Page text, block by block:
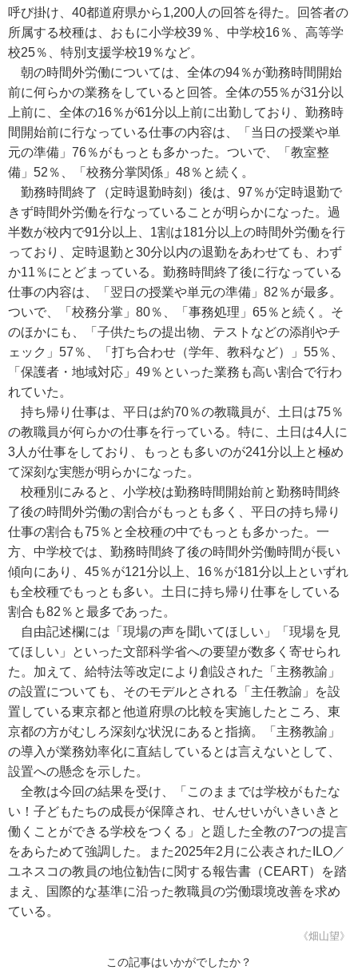
呼び掛け、40都道府県から1,200人の回答を得た。回答者の
所属する校種は、おもに小学校39％、中学校16％、高等学
校25％、特別支援学校19％など。
朝の時間外労働については、全体の94％が勤務時間開始
前に何らかの業務をしていると回答。全体の55％が31分以
上前に、全体の16％が61分以上前に出勤しており、勤務時
間開始前に行なっている仕事の内容は、「当日の授業や単
元の準備」76％がもっとも多かった。ついで、「教室整
備」52％、「校務分掌関係」48％と続く。
勤務時間終了（定時退勤時刻）後は、97％が定時退勤で
きず時間外労働を行なっていることが明らかになった。過
半数が校内で91分以上、1割は181分以上の時間外労働を行
っており、定時退勤と30分以内の退勤をあわせても、わず
か11％にとどまっている。勤務時間終了後に行なっている
仕事の内容は、「翌日の授業や単元の準備」82％が最多。
ついで、「校務分掌」80％、「事務処理」65％と続く。そ
のほかにも、「子供たちの提出物、テストなどの添削やチ
ェック」57％、「打ち合わせ（学年、教科など）」55％、
「保護者・地域対応」49％といった業務も高い割合で行わ
れていた。
持ち帰り仕事は、平日は約70％の教職員が、土日は75％
の教職員が何らかの仕事を行っている。特に、土日は4人に
3人が仕事をしており、もっとも多いのが241分以上と極め
て深刻な実態が明らかになった。
校種別にみると、小学校は勤務時間開始前と勤務時間終
了後の時間外労働の割合がもっとも多く、平日の持ち帰り
仕事の割合も75％と全校種の中でもっとも多かった。一
方、中学校では、勤務時間終了後の時間外労働時間が長い
傾向にあり、45％が121分以上、16％が181分以上といずれ
も全校種でもっとも多い。土日に持ち帰り仕事をしている
割合も82％と最多であった。
自由記述欄には「現場の声を聞いてほしい」「現場を見
てほしい」といった文部科学省への要望が数多く寄せられ
た。加えて、給特法等改定により創設された「主務教諭」
の設置についても、そのモデルとされる「主任教諭」を設
置している東京都と他道府県の比較を実施したところ、東
京都の方がむしろ深刻な状況にあると指摘。「主務教諭」
の導入が業務効率化に直結しているとは言えないとして、
設置への懸念を示した。
全教は今回の結果を受け、「このままでは学校がもたな
い！子どもたちの成長が保障され、せんせいがいきいきと
働くことができる学校をつくる」と題した全教の7つの提言
をあらためて強調した。また2025年2月に公表されたILO／
ユネスコの教員の地位勧告に関する報告書（CEART）を踏
まえ、国際的な基準に沿った教職員の労働環境改善を求め
ている。
《畑山望》
この記事はいかがでしたか？